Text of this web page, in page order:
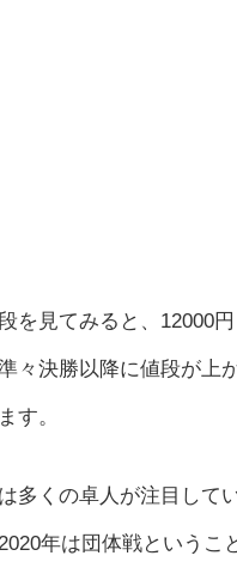
を見てみると、12000
々決勝以降に値段が上
す。
多くの卓人が注目して
年は団体戦という